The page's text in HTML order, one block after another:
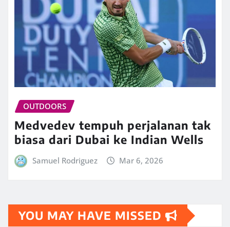
OUTDOORS
Medvedev tempuh perjalanan tak
biasa dari Dubai ke Indian Wells
Samuel Rodriguez Mar 6, 2026
YOU MAY HAVE MISSED